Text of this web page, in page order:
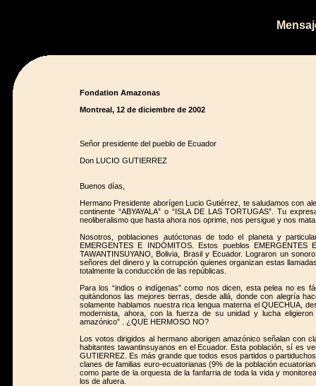
Fondation Amazonas
Montreal, 12 de diciembre de 2002
Señor presidente del pueblo de Ecuador
Don LUCIO GUTIERREZ
Buenos días,
Hermano Presidente aborígen Lucio Gutiérrez, te saludamos con
continente “ABYAYALA” o “ISLA DE LAS TORTUGAS”. Tu
neoliberalismo que hasta ahora nos oprime, nos persigue y nos
Nosotros, poblaciones autóctonas de todo el planeta y
EMERGENTES E INDÓMITOS. Estos pueblos
TAWANTINSUYANO, Bolivia, Brasil y Ecuador. Lograron un
señores del dinero y la corrupción quienes organizan estas
totalmente la conducción de las repúblicas.
Para los “indios o indígenas” como nos dicen, esta pelea no es
quitándonos las mejores tierras, desde allá, donde con alegría
solamente hablamos nuestra rica lengua materna el QUECHUA,
modernista, ahora, con la fuerza de su unidad y lucha
amazónico” . ¿QUE HERMOSO NO?
Los votos dirigidos al hermano aborigen amazónico señalan con
habitantes tawantinsuyanos en el Ecuador. Esta población, sí es
GUTIERREZ. Es más grande que todos esos partidos o
clanes de familias euro-ecuatorianas (9% de la población
como parte de la orquesta de la fanfarria de toda la vida y
los de afuera.